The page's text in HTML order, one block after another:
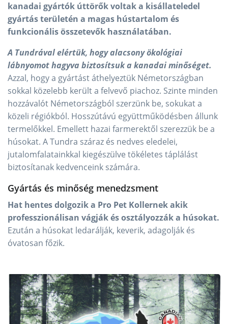
kanadai gyártók úttörők voltak a kisállateledel
gyártás területén a magas hústartalom és
funkcionális összetevők használatában.
A Tundrával elértük, hogy alacsony ökológiai
lábnyomot hagyva biztosítsuk a kanadai minőséget.
Azzal, hogy a gyártást áthelyeztük Németországban
sokkal közelebb került a felvevő piachoz. Szinte minden
hozzávalót Németországból szerzünk be, sokukat a
közeli régiókból. Hosszútávú együttműködésben állunk
termelőkkel. Emellett hazai farmerektől szerezzük be a
húsokat. A Tundra száraz és nedves eledelei,
jutalomfalatainkkal kiegészülve tökéletes táplálást
biztosítanak kedvenceink számára.
Gyártás és minőség menedzsment
Hat hentes dolgozik a Pro Pet Kollernek akik
professzionálisan vágják és osztályozzák a húsokat.
Ezután a húsokat ledarálják, keverik, adagolják és
óvatosan főzik.